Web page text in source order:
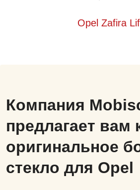
Opel Zafira
Компания
предлагает вам
оригинальное
стекло для Opel